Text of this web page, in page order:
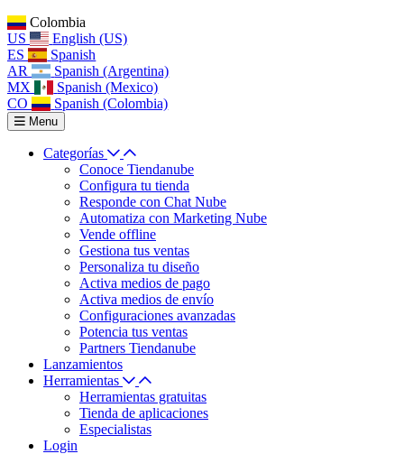
Colombia
US
English (US)
ES
Spanish
AR
Spanish (Argentina)
MX
Spanish (Mexico)
CO
Spanish (Colombia)
Menu
Categorías
Conoce Tiendanube
Configura tu tienda
Responde con Chat Nube
Automatiza con Marketing Nube
Vende offline
Gestiona tus ventas
Personaliza tu diseño
Activa medios de pago
Activa medios de envío
Configuraciones avanzadas
Potencia tus ventas
Partners Tiendanube
Lanzamientos
Herramientas
Herramientas gratuitas
Tienda de aplicaciones
Especialistas
Login